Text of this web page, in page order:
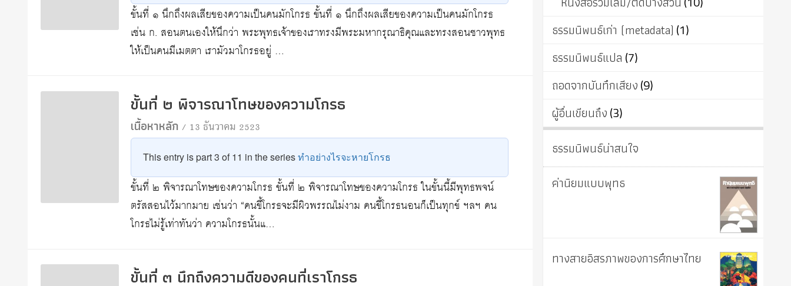
ขั้นที่ ๑ นึกถึงผลเสียของความเป็นคนมักโกรธ ขั้นที่ ๑ นึกถึงผลเสียของความเป็นคนมักโกรธ
เช่น ก. สอนตนเองให้นึกว่า พระพุทธเจ้าของเราทรงมีพระมหากรุณาธิคุณและทรงสอนชาวพุทธ
ให้เป็นคนมีเมตตา เรามัวมาโกรธอยู่ …
ขั้นที่ ๒ พิจารณาโทษของความโกรธ
เนื้อหาหลัก/ 13 ธันวาคม 2523
This entry is part 3 of 11 in the seriesทำอย่างไรจะหายโกรธ
ขั้นที่ ๒ พิจารณาโทษของความโกรธ ขั้นที่ ๒ พิจารณาโทษของความโกรธ ในขั้นนี้มีพุทธพจน์
ตรัสสอนไว้มากมาย เช่นว่า “คนขี้โกรธจะมีผิวพรรณไม่งาม คนขี้โกรธนอนก็เป็นทุกข์ ฯลฯ คน
โกรธไม่รู้เท่าทันว่า ความโกรธนั้นแ…
ขั้นที่ ๓ นึกถึงความดีของคนที่เราโกรธ
ธรรมนิพนธ์เก่า (metadata) (1)
ธรรมนิพนธ์แปล (7)
ถอดจากบันทึกเสียง(9)
ผู้อื่นเขียนถึง(3)
ธรรมนิพนธ์น่าสนใจ
ค่านิยมแบบพุทธ
ทางสายอิสรภาพของการศึกษาไทย